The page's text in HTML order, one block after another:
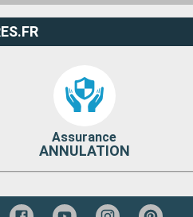
Assurance
ANNULATION